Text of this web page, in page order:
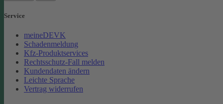
Service
meineDEVK
Schadenmeldung
Kfz-Produktservices
Rechtsschutz-Fall melden
Kundendaten ändern
Leichte Sprache
Vertrag widerrufen